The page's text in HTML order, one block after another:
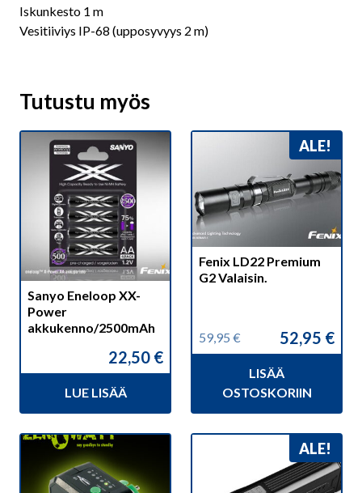
Iskunkesto 1 m
Vesitiiviys IP-68 (upposyvyys 2 m)
Tutustu myös
Sanyo Eneloop XX-
Power
akkukenno/2500mAh
22,50 €
LUE LISÄÄ
ALE!
Fenix LD22 Premium
G2 Valaisin.
59,95 €
Alkuperäinen
hinta
59,95 €.
52,95 €
Nykyinen
hinta
52,95 €.
LISÄÄ
OSTOSKORIIN
ALE!